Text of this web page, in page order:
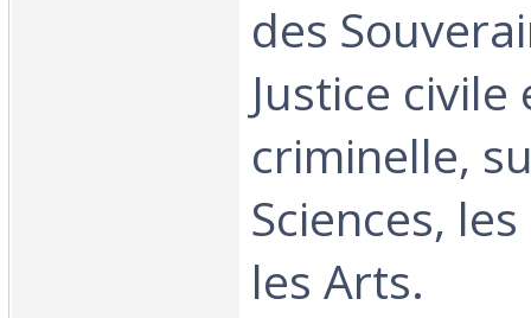
des
Justice civile
criminelle,
Sciences,
les Arts.‎